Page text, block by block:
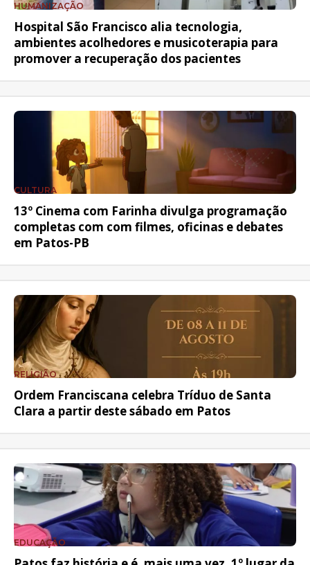
HUMANIZAÇÃO
Hospital São Francisco alia tecnologia,
ambientes acolhedores e musicoterapia para
promover a recuperação dos pacientes
CULTURA
13º Cinema com Farinha divulga programação
completas com com filmes, oficinas e debates
em Patos-PB
RELIGIÃO
Ordem Franciscana celebra Tríduo de Santa
Clara a partir deste sábado em Patos
EDUCAÇÃO